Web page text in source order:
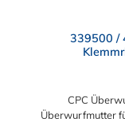
339500 /
CPC
Überwurfmutter